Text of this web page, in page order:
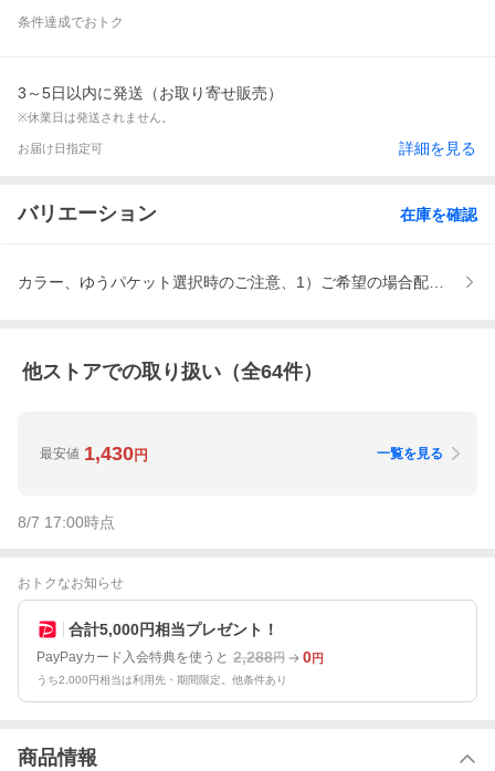
条件達成でおトク
3～5日以内に発送（お取り寄せ販売）
※休業日は発送されません。
お届け日指定可 詳細を見る
バリエーション 在庫を確認
カラー、ゆうパケット選択時のご注意、1）ご希望の場合配送方法
他ストアでの取り扱い（全64件）
最安値 1,430円 一覧を見る
8/7 17:00時点
おトクなお知らせ
合計5,000円相当プレゼント！
PayPayカード入会特典を使うと 2,288円 0円
うち2,000円相当は利用先・期間限定。他条件あり
商品情報